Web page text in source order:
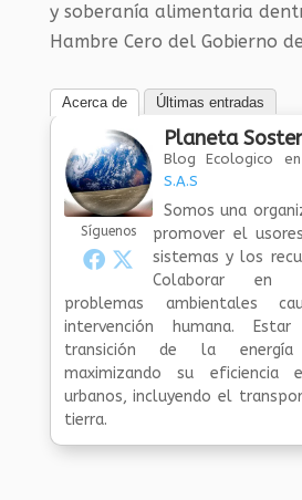
y soberanía alimentaria
Hambre Cero del Gobierno
Acerca de Últimas entradas
Síguenos
Planeta
Blog Ecologico
S.A.S
Somos una
promover el
sistemas y los
Colaborar en
problemas ambientales
intervención humana.
transición de la
maximizando su eficiencia
urbanos, incluyendo el
tierra.